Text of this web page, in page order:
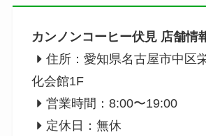
カンノンコーヒー伏見 店舗情
住所：愛知県名古屋市中区
化会館1F
営業時間：8:00〜19:00
定休日：無休